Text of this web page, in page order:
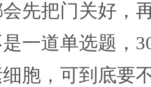
先把门关好，
一道单选题，
胞，可到底要